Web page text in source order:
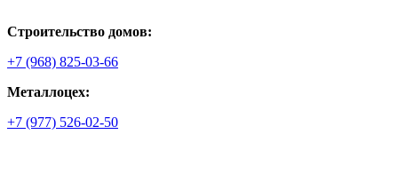
Строительство домов:
+7 (968) 825-03-66
Металлоцех:
+7 (977) 526-02-50